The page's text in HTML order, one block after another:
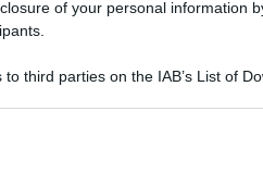
of your personal information
third parties on the IAB’s List of
or usage behaviour. You may
soluzioni di trasporto